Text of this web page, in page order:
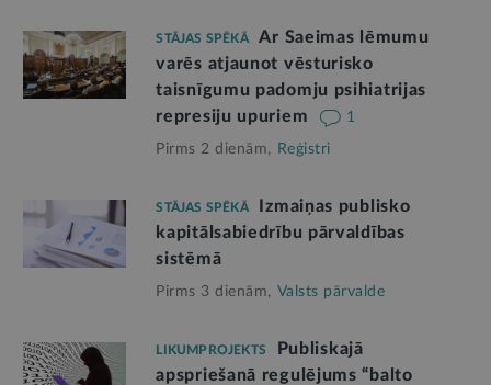
STĀJAS SPĒKĀ
Ar Saeimas lēmumu
varēs atjaunot vēsturisko
taisnīgumu padomju psihiatrijas
represiju upuriem
1
Pirms 2 dienām, Reģistri
STĀJAS SPĒKĀ
Izmaiņas publisko
kapitālsabiedrību pārvaldības
sistēmā
Pirms 3 dienām, Valsts pārvalde
LIKUMPROJEKTS
Publiskajā
apspriešanā regulējums “balto